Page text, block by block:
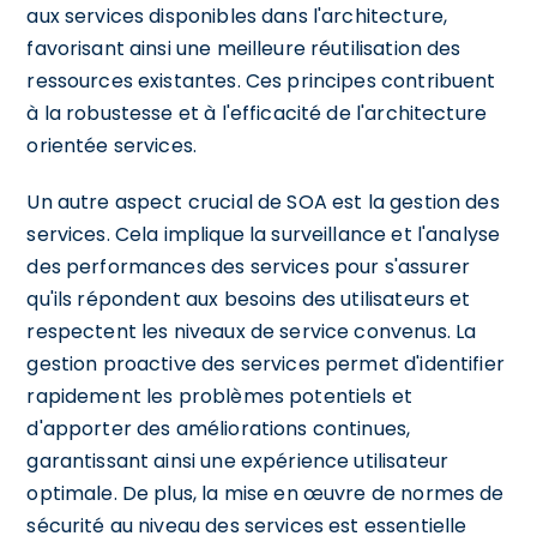
aux services disponibles dans l'architecture,
favorisant ainsi une meilleure réutilisation des
ressources existantes. Ces principes contribuent
à la robustesse et à l'efficacité de l'architecture
orientée services.
Un autre aspect crucial de SOA est la gestion des
services. Cela implique la surveillance et l'analyse
des performances des services pour s'assurer
qu'ils répondent aux besoins des utilisateurs et
respectent les niveaux de service convenus. La
gestion proactive des services permet d'identifier
rapidement les problèmes potentiels et
d'apporter des améliorations continues,
garantissant ainsi une expérience utilisateur
optimale. De plus, la mise en œuvre de normes de
sécurité au niveau des services est essentielle